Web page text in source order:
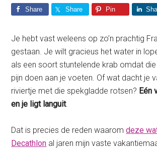
Share Share Pin
Je hebt vast weleens op zo’n prachtig
gestaan. Je wilt gracieus het water in
als een soort stuntelende krab omdat
pijn doen aan je voeten. Of wat dacht je
riviertje met die spekgladde rotsen? Eén
en je ligt languit.
Dat is precies de reden waaromdeze
Decathlon al jaren mijn vaste